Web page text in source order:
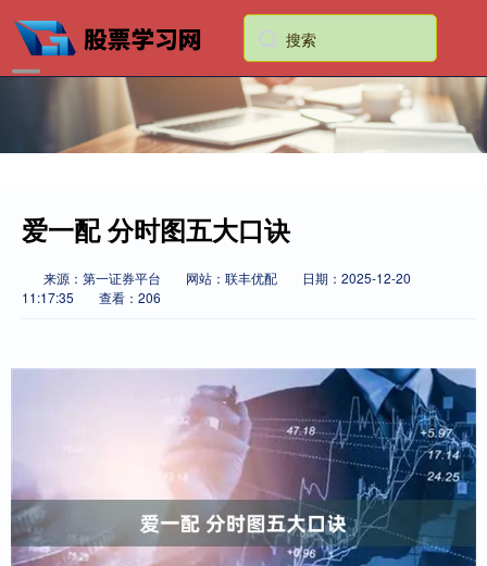
爱一配 分时图五大口诀
来源：第一证券平台 网站：联丰优配
日期：2025-12-20
11:17:35
查看：206